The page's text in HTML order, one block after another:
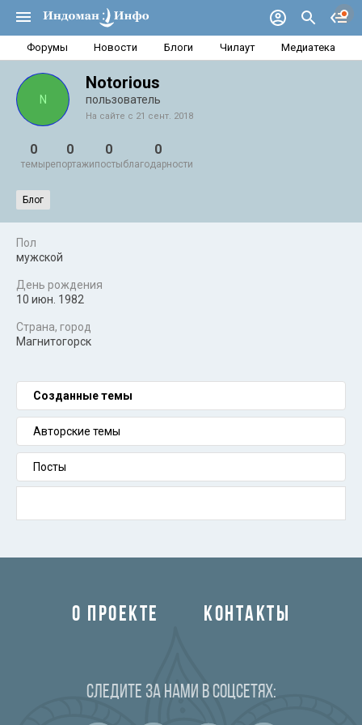
Форумы Новости Блоги Чилаут Медиатека
N
Notorious
пользователь
На сайте с 21 сент. 2018
0
темы
0
репортажи
0
посты
0
благодарности
Блог
Пол
мужской
День рождения
10 июн. 1982
Страна, город
Магнитогорск
Созданные темы
Авторские темы
Посты
О ПРОЕКТЕ КОНТАКТЫ
Следите за нами в соцсетях: